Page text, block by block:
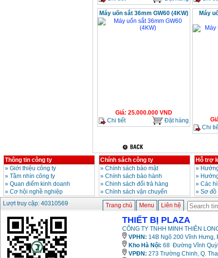
Máy uốn sắt 36mm GW60 (4KW)
Giá: 25.000.000 VND
Chi tiết
Đặt hàng
Máy
Chi
Thông tin công ty
» Giới thiệu công ty
» Tầm nhìn công ty
» Quan điểm kinh doanh
» Cơ hội nghề nghiệp
Chính sách công ty
» Chính sách bảo mật
» Chính sách bảo hành
» Chinh sách đổi trả hàng
» Chính sách vận chuyển
Hỗ trợ
»
»
» Các
» Sơ
Lượt truy cập: 40310569
Trang chủ Menu Liên hệ
THIẾT BỊ PLAZA
CÔNG TY TNHH MINH THIÊN
VPHN: 14B Ngõ 200 Vĩnh Hưng,
Kho Hà Nội: 68 Đường Vĩnh
VPĐN: 273 Trường Chinh, Q.